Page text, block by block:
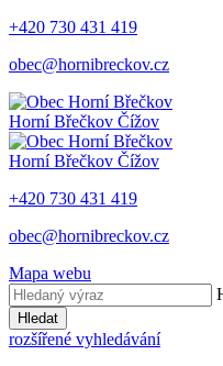
+420 730 431 419
obec@hornibreckov.cz
Horní Břečkov Čížov
Horní Břečkov Čížov
+420 730 431 419
obec@hornibreckov.cz
Mapa webu
Hledat
rozšířené vyhledávání